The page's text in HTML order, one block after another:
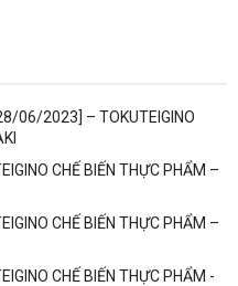
06/2023] – TOKUTEIGINO
CHẾ BIẾN THỰC PHẨM –
CHẾ BIẾN THỰC PHẨM –
CHẾ BIẾN THỰC PHẨM -